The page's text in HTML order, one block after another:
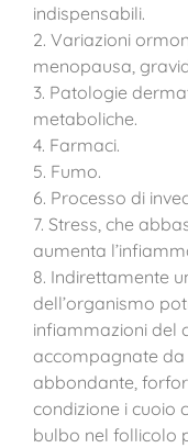
indispensabili.
2. Variazioni
menopausa,
3. Patologie
metaboliche.
4. Farmaci.
5. Fumo.
6. Processo di
7. Stress, che
aumenta
8. Indirettamente
dell’organismo
infiammazioni del
accompagnate da
abbondante,
condizione i cuoio
bulbo nel follicolo